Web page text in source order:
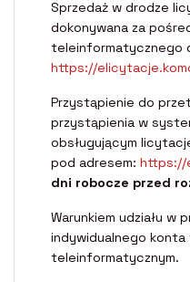
Sprzedaż w drodze
dokonywana za
teleinformatycznego
https://
Przystąpienie do
przystąpienia w
obsługującym
pod adresem: https://
dni robocze przed
Warunkiem udziału
indywidualnego
teleinformatycznym.